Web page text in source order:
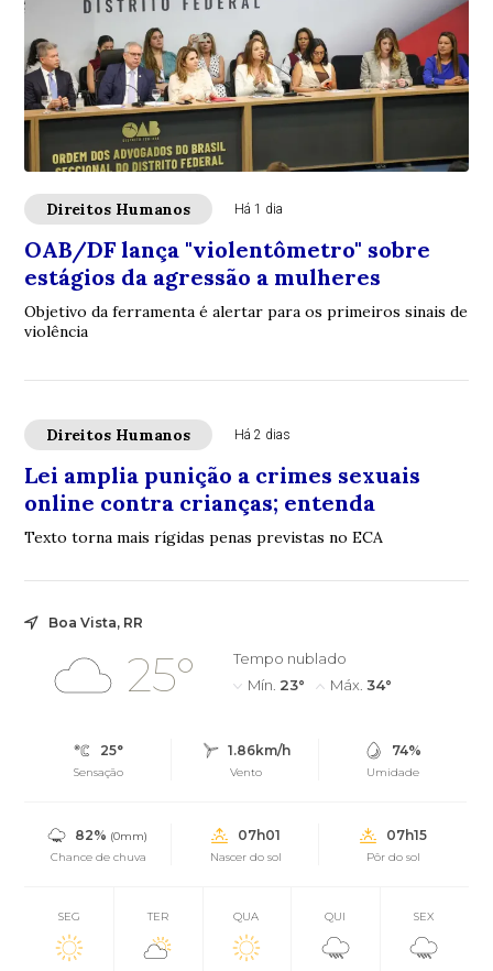
Direitos Humanos Há 1 dia
OAB/DF lança "violentômetro" sobre
estágios da agressão a mulheres
Objetivo da ferramenta é alertar para os primeiros sinais de
violência
Direitos Humanos Há 2 dias
Lei amplia punição a crimes sexuais
online contra crianças; entenda
Texto torna mais rígidas penas previstas no ECA
Boa Vista, RR
25°
Tempo nublado
Mín. 23° Máx. 34°
25°
Sensação
1.86km/h
Vento
74%
Umidade
82% (0mm)
Chance de chuva
07h01
Nascer do sol
07h15
Pôr do sol
SEG TER QUA QUI SEX